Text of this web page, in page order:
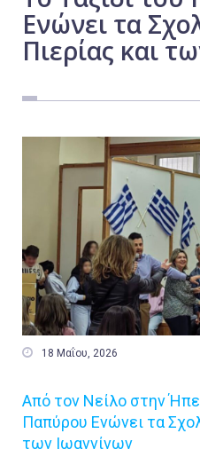
Ενώνει τα
Πιερίας και
 18 Μαΐου, 2026
Από τον Νείλο στην
Παπύρου Ενώνει τα
των Ιωαννίνων